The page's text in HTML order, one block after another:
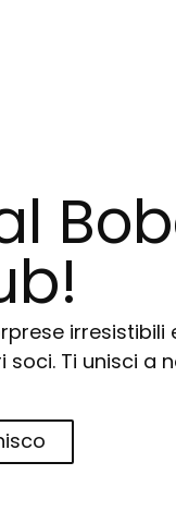
irresistibili
Ti unisci a